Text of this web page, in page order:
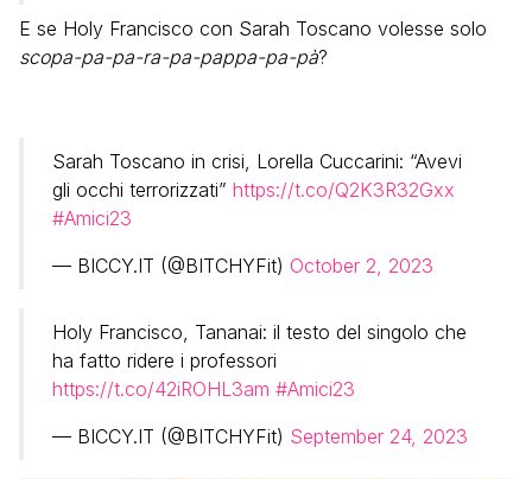
E se Holy Francisco con Sarah Toscano volesse solo
scopa-pa-pa-ra-pa-pappa-pa-pà?
Sarah Toscano in crisi, Lorella Cuccarini: “Avevi
gli occhi terrorizzati” https://t.co/Q2K3R32Gxx
#Amici23
— BICCY.IT (@BITCHYFit) October 2, 2023
Holy Francisco, Tananai: il testo del singolo che
ha fatto ridere i professori
https://t.co/42iROHL3am #Amici23
— BICCY.IT (@BITCHYFit) September 24, 2023